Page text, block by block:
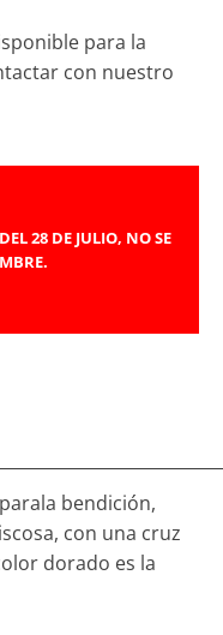
para la
con nuestro
28 DE JULIO, NO SE
bendición,
con una cruz
dorado es la